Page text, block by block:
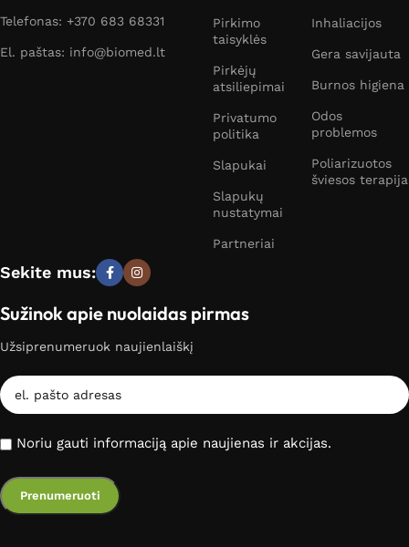
Telefonas: +370 683 68331
El. paštas: info@biomed.lt
Pirkimo
taisyklės
Pirkėjų
atsiliepimai
Privatumo
politika
Slapukai
Slapukų
nustatymai
Partneriai
Inhaliacijos
Gera savijauta
Burnos higiena
Odos
problemos
Poliarizuotos
šviesos terapija
Sekite mus:
Sužinok apie nuolaidas pirmas
Užsiprenumeruok naujienlaiškį
Noriu gauti informaciją apie naujienas ir akcijas.